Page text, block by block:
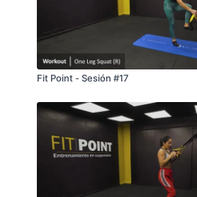
Fit Point - Sesión #17